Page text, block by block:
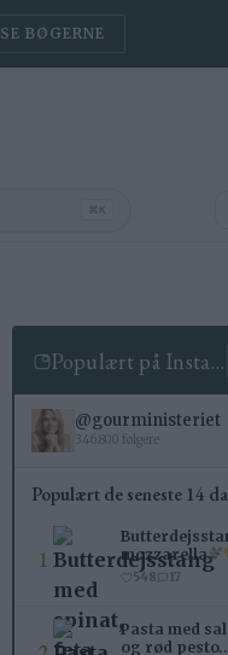
⌘K
SE BØGERNE
Populært på Instagram
@gourministeriet
346.800 følgere
Populært de seneste 14
1
mozzarella
548 17
Pasta med
og rød